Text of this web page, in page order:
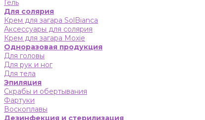
Гель
Для солярия
Крем для загара SolBianca
Аксессуары для солярия
Крем для загара Moxie
Одноразовая продукция
Для головы
Для рук и ног
Для тела
Эпиляция
Скрабы и обертывания
Фартуки
Воскоплавы
Дезинфекция и стерилизация